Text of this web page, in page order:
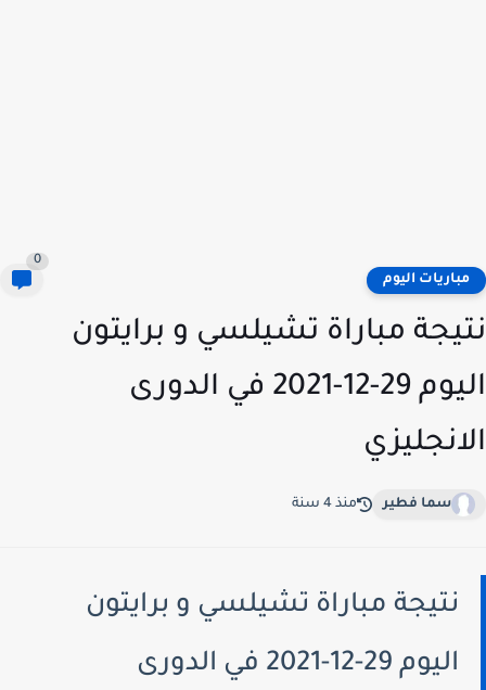
اليوم
مباراة تشيلسي و برايتون
اليوم 29-12-2021 في الدورى
سما فطير منذ 4 سنة
نتيجة مباراة تشيلسي و برايتون
اليوم 29-12-2021 في الدورى